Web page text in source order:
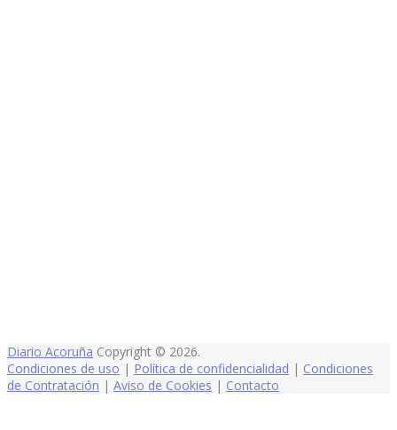
Diario Acoruña Copyright © 2026.
Condiciones de uso | Política de confidencialidad | Condiciones
de Contratación | Aviso de Cookies | Contacto